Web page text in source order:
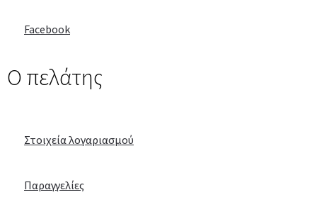
Facebook
Ο πελάτης
Στοιχεία λογαριασμού
Παραγγελίες